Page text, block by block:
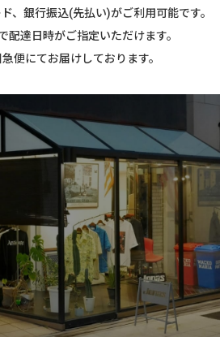
、銀行振込(先払い)がご利用可能です。
配達日時がご指定いただけます。
便にてお届けしております。